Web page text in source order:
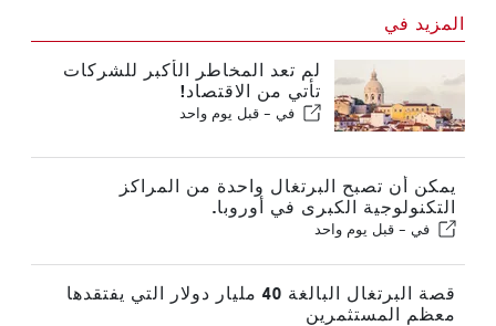
المزيد في
لم تعد المخاطر الأكبر للشركات
تأتي من الاقتصاد!
في - قبل يوم واحد
يمكن أن تصبح البرتغال واحدة من المراكز
التكنولوجية الكبرى في أوروبا.
في - قبل يوم واحد
قصة البرتغال البالغة 40 مليار دولار التي يفتقدها
معظم المستثمرين